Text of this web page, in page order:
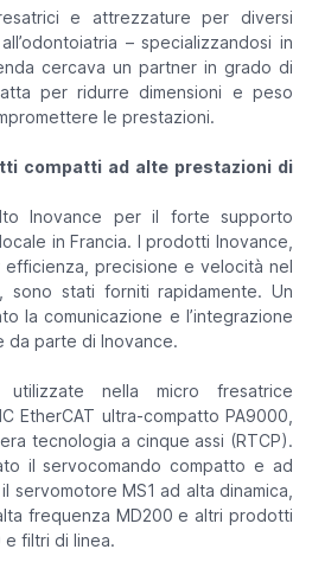
e attrezzature per diversi
– specializzandosi in
cercava un partner in grado di
per ridurre dimensioni e peso
le prestazioni.
compatti ad alte prestazioni di
Inovance per il forte supporto
in Francia. I prodotti Inovance,
efficienza, precisione e velocità nel
sono stati forniti rapidamente. Un
la comunicazione e l’integrazione
da parte di Inovance.
utilizzate nella micro fresatrice
EtherCAT ultra-compatto PA9000,
tecnologia a cinque assi (RTCP).
il servocomando compatto e ad
servomotore MS1 ad alta dinamica,
frequenza MD200 e altri prodotti
filtri di linea.